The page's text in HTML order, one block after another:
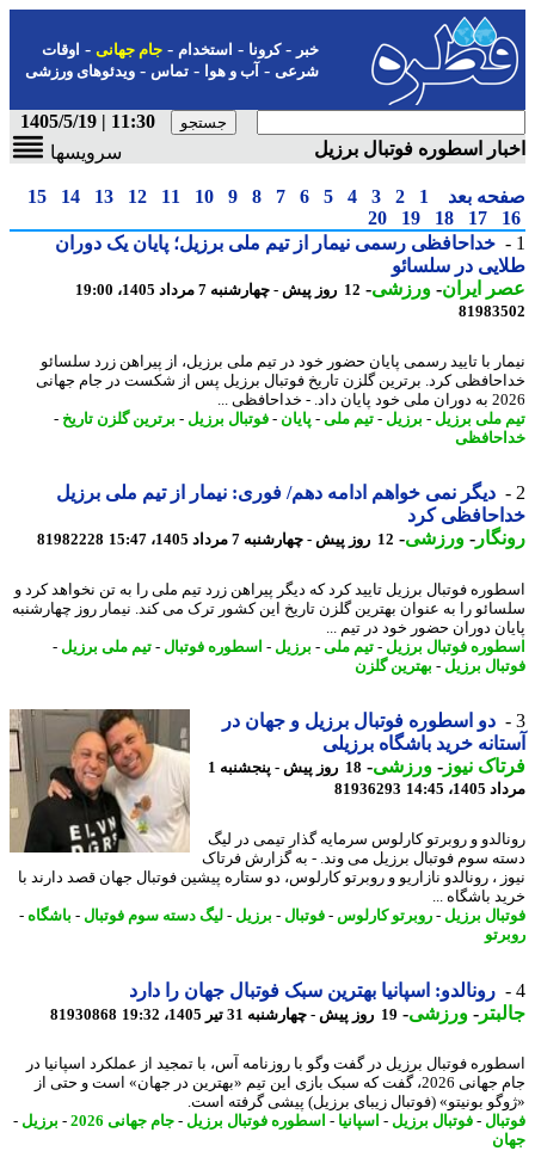
-کرونا-استخدام- جام جهانی-اوقات
شرعی-آب و هوا-تماس-ویدئوهای ورزشی
11:30 | 1405/5/19
اسطوره فوتبال برزیل
سرویسها
بعد 1
2
3
4
5
6
7
8
9
10
11
12
13
14
15
17
18
19
20
خداحافظی رسمی نیمار از تیم ملی برزیل؛ پایان یک دوران
در سلسائو
ایران- ورزشی-12 روز پیش - چهارشنبه 7 مرداد 1405، 19:00
با تایید رسمی پایان حضور خود در تیم ملی برزیل، از پیراهن زرد سلسائو
کرد. برترین گلزن تاریخ فوتبال برزیل پس از شکست در جام جهانی
- خداحافظی ...
ملی برزیل - برزیل - تیم ملی -پایان-فوتبال برزیل - برترین گلزن تاریخ-
دیگر نمی خواهم ادامه دهم/ فوری: نیمار از تیم ملی برزیل
کرد
-ورزشی-12 روز پیش - چهارشنبه 7 مرداد 1405، 15:47 81982228
فوتبال برزیل تایید کرد که دیگر پیراهن زرد تیم ملی را به تن نخواهد کرد و
را به عنوان بهترین گلزن تاریخ این کشور ترک می کند. نیمار روز چهارشنبه
دوران حضور خود در تیم ...
فوتبال برزیل - تیم ملی -برزیل - اسطوره فوتبال-تیم ملی برزیل -
برزیل - بهترین گلزن
دو اسطوره فوتبال برزیل و جهان در
خرید باشگاه برزیلی
نیوز-ورزشی-
18 روز پیش - پنجشنبه 1
14:45
81936293
و روبرتو کارلوس سرمایه گذار تیمی در لیگ
سوم فوتبال برزیل می وند. - به گزارش فرتاک
، رونالدو نازاریو و روبرتو کارلوس، دو ستاره پیشین فوتبال جهان قصد دارند با
باشگاه ...
برزیل - روبرتو کارلوس-فوتبال-برزیل - لیگ دسته سوم فوتبال-باشگاه-
رونالدو: اسپانیا بهترین سبک فوتبال جهان را دارد
-ورزشی-19 روز پیش - چهارشنبه 31 تیر 1405، 19:32 81930868
فوتبال برزیل در گفت وگو با روزنامه آس، با تمجید از عملکرد اسپانیا در
جام جهانی 2026، گفت که سبک بازی این تیم «بهترین در جهان» است و حتی از
بونیتو» (فوتبال زیبای برزیل) پیشی گرفته است.
-فوتبال برزیل - اسپانیا-اسطوره فوتبال برزیل - جام جهانی 2026 -برزیل -